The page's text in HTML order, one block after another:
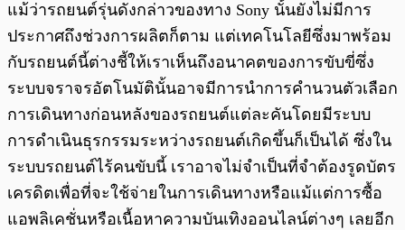
แม้ว่ารถยนต์รุ่นดังกล่าวของทาง Sony นั้นยังไม่มีการ
ประกาศถึงช่วงการผลิตก็ตาม แต่เทคโนโลยีซึ่งมาพร้อม
กับรถยนต์นี้ต่างชี้ให้เราเห็นถึงอนาคตของการขับขี่ซึ่ง
ระบบจราจรอัตโนมัตินั้นอาจมีการนำการคำนวนตัวเลือก
การเดินทางก่อนหลังของรถยนต์แต่ละคันโดยมีระบบ
การดำเนินธุรกรรมระหว่างรถยนต์เกิดขึ้นก็เป็นได้ ซึ่งใน
ระบบรถยนต์ไร้คนขับนี้ เราอาจไม่จำเป็นที่จำต้องรูดบัตร
เครดิตเพื่อที่จะใช้จ่ายในการเดินทางหรือแม้แต่การซื้อ
แอพลิเคชั่นหรือเนื้อหาความบันเทิงออนไลน์ต่างๆ เลยอีก